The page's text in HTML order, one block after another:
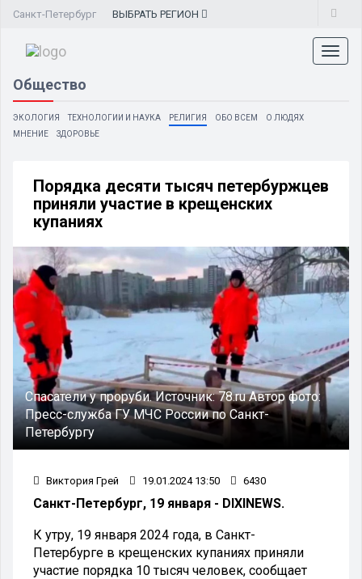
Санкт-Петербург ВЫБРАТЬ РЕГИОН
Общество
ЭКОЛОГИЯ ТЕХНОЛОГИИ И НАУКА РЕЛИГИЯ ОБО ВСЕМ
О ЛЮДЯХ
МНЕНИЕ
ЗДОРОВЬЕ
Порядка десяти тысяч петербуржцев
приняли участие в крещенских
купаниях
Спасатели у проруби.Источник:78.ruАвтор фото:
Пресс-служба ГУ МЧС России по Санкт-
Петербургу
Виктория Грей 19.01.2024 13:50 6430
Санкт-Петербург, 19 января - DIXINEWS.
К утру, 19 января 2024 года, в Санкт-
Петербурге в крещенских купаниях приняли
участие порядка 10 тысяч человек, сообщает